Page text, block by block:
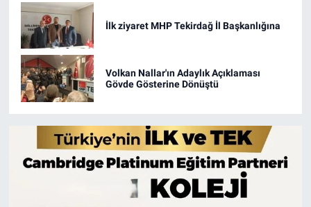
İlk ziyaret MHP Tekirdağ İl Başkanlığına
Volkan Nallar'ın Adaylık Açıklaması
Gövde Gösterine Dönüştü